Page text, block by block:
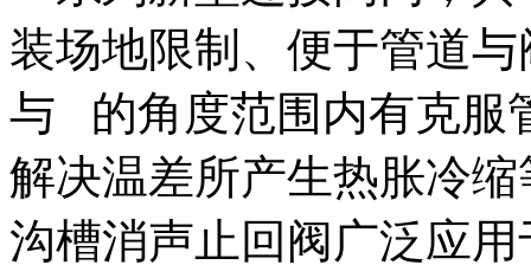
装场地限制、便于管道
与 的角度范围内有克服
解决温差所产生热胀冷
沟槽消声止回阀广泛应